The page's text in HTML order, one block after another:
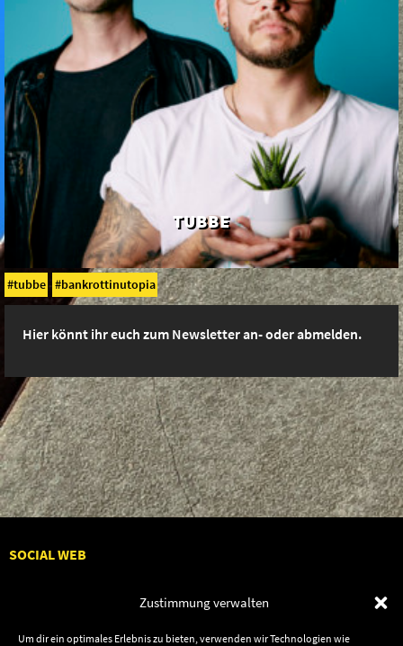
Zustimmung verwalten
Um dir ein optimales Erlebnis zu bieten, verwenden wir Technologien wie
TUBBE
tubbe bankrottinutopia
Hier könnt ihr euch zum Newsletter an- oder abmelden.
SOCIAL WEB